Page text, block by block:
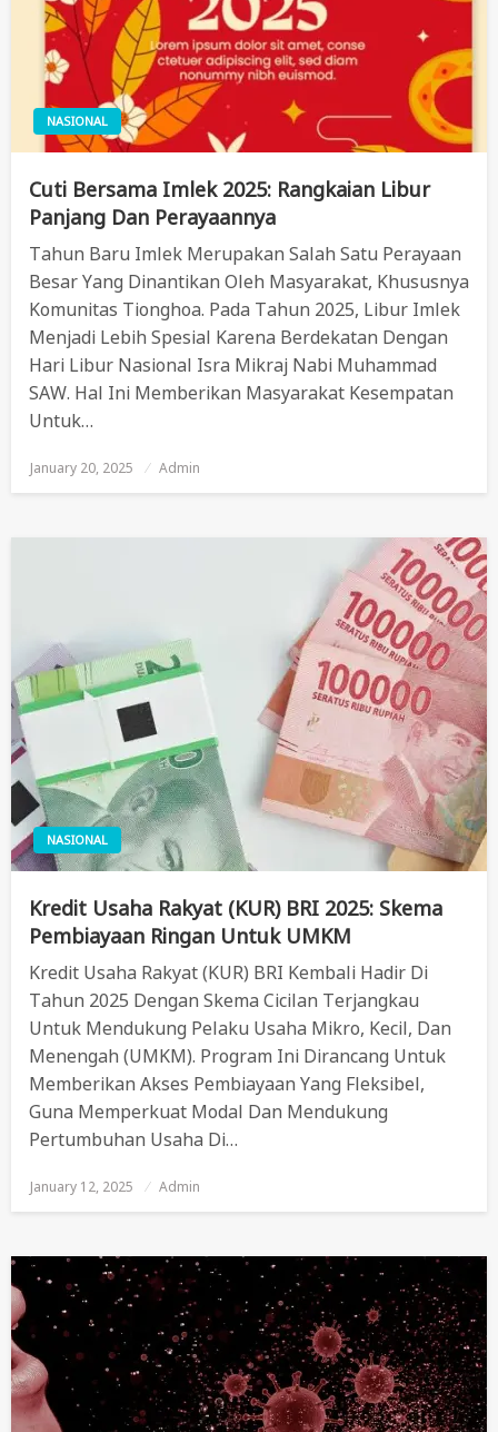
NASIONAL
Cuti Bersama Imlek 2025: Rangkaian Libur
Panjang Dan Perayaannya
Tahun Baru Imlek Merupakan Salah Satu Perayaan
Besar Yang Dinantikan Oleh Masyarakat, Khususnya
Komunitas Tionghoa. Pada Tahun 2025, Libur Imlek
Menjadi Lebih Spesial Karena Berdekatan Dengan
Hari Libur Nasional Isra Mikraj Nabi Muhammad
SAW. Hal Ini Memberikan Masyarakat Kesempatan
Untuk…
Posted
January 20, 2025 Admin
NASIONAL
Kredit Usaha Rakyat (KUR) BRI 2025: Skema
Pembiayaan Ringan Untuk UMKM
Kredit Usaha Rakyat (KUR) BRI Kembali Hadir Di
Tahun 2025 Dengan Skema Cicilan Terjangkau
Untuk Mendukung Pelaku Usaha Mikro, Kecil, Dan
Menengah (UMKM). Program Ini Dirancang Untuk
Memberikan Akses Pembiayaan Yang Fleksibel,
Guna Memperkuat Modal Dan Mendukung
Pertumbuhan Usaha Di…
Posted
January 12, 2025 Admin